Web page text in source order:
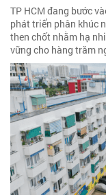
TP HCM đang bước
phát triển phân khúc
then chốt nhằm hạ
vững cho hàng trăm